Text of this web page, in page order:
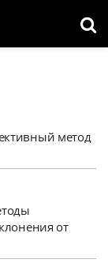
метод
от